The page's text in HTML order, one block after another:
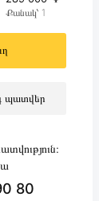
Քանակ՝ 1
պատվեր
80